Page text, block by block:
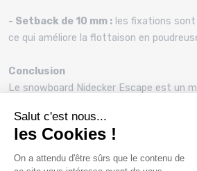
- Setback de 10 mm : les fixations
ce qui améliore la flottaison en
Conclusion
Le snowboard Nidecker Escape est un
polyvalent, idéal pour progresser à son
faisant plaisir sur tous types de neige.
Prix et descriptifs sous réserve de
Montaz , La Ravoire. Les tarifs du